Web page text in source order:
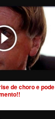
de choro e pode